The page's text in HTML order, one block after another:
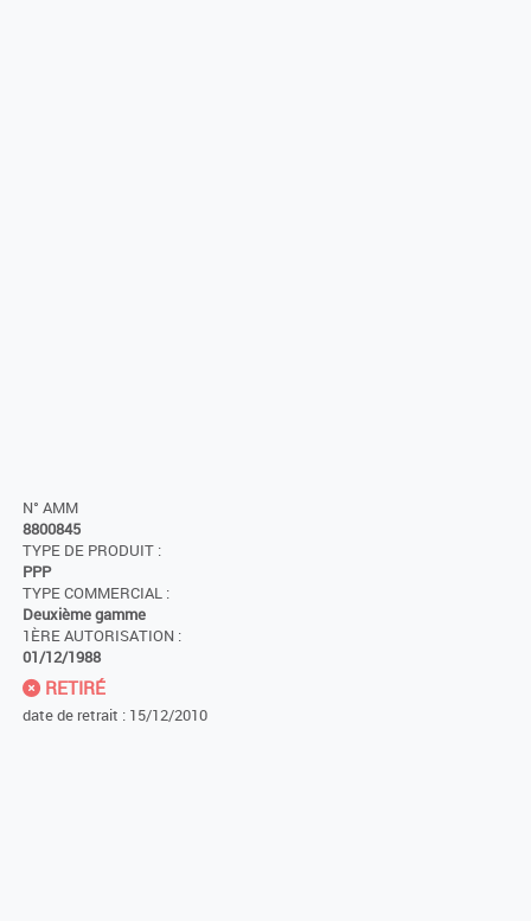
N° AMM
8800845
TYPE DE PRODUIT :
PPP
TYPE COMMERCIAL :
Deuxième gamme
1ÈRE AUTORISATION :
01/12/1988
RETIRÉ
date de retrait : 15/12/2010